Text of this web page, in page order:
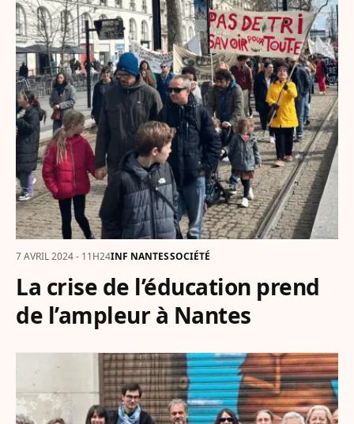
7 AVRIL 2024 - 11H24INF NANTESSOCIÉTÉ
La crise de l’éducation prend
de l’ampleur à Nantes